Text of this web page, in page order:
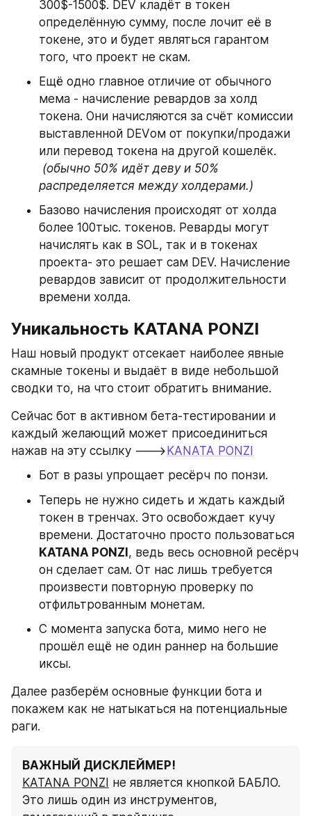
300$-1500$. DEV кладёт в токен
определённую сумму, после лочит её в
токене, это и будет являться гарантом
того, что проект не скам.
Ещё одно главное отличие от обычного
мема - начисление ревардов за холд
токена. Они начисляются за счёт комиссии
выставленной DEVом от покупки/продажи
или перевод токена на другой кошелёк.
(обычно 50% идёт деву и 50%
распределяется между холдерами.)
Базово начисления происходят от холда
более 100тыс. токенов. Реварды могут
начислять как в SOL, так и в токенах
проекта- это решает сам DEV. Начисление
ревардов зависит от продолжительности
времени холда.
Уникальность KATANA PONZI
Наш новый продукт отсекает наиболее явные
скамные токены и выдаёт в виде небольшой
сводки то, на что стоит обратить внимание.
Сейчас бот в активном бета-тестировании и
каждый желающий может присоединиться
нажав на эту ссылку ---> KANATA PONZI
Бот в разы упрощает ресёрч по понзи.
Теперь не нужно сидеть и ждать каждый
токен в тренчах. Это освобождает кучу
KATANA PONZI, ведь весь основной ресёрч
он сделает сам. От нас лишь требуется
произвести повторную проверку по
отфильтрованным монетам.
С момента запуска бота, мимо него не
прошёл ещё не один раннер на большие
иксы.
Далее разберём основные функции бота и
покажем как не натыкаться на потенциальные
раги.
ВАЖНЫЙ ДИСКЛЕЙМЕР!
KATANA PONZI не является кнопкой БАБЛО.
Это лишь один из инструментов,